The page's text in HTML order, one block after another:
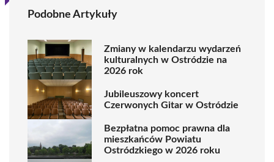
Podobne Artykuły
Zmiany w kalendarzu wydarzeń
kulturalnych w Ostródzie na
2026 rok
Jubileuszowy koncert
Czerwonych Gitar w Ostródzie
Bezpłatna pomoc prawna dla
mieszkańców Powiatu
Ostródzkiego w 2026 roku